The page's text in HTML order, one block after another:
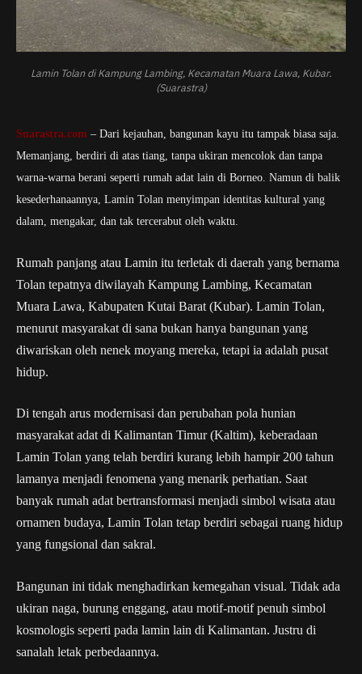
Lamin Tolan di Kampung Lambing, Kecamatan Muara Lawa, Kubar.
(Suarastra)
Suarastra.com – Dari kejauhan, bangunan kayu itu tampak biasa saja.
Memanjang, berdiri di atas tiang, tanpa ukiran mencolok dan tanpa
warna-warna berani seperti rumah adat lain di Borneo. Namun di balik
kesederhanaannya, Lamin Tolan menyimpan identitas kultural yang
dalam, mengakar, dan tak tercerabut oleh waktu.
Rumah panjang atau Lamin itu terletak di daerah yang bernama
Tolan tepatnya diwilayah Kampung Lambing, Kecamatan
Muara Lawa, Kabupaten Kutai Barat (Kubar). Lamin Tolan,
menurut masyarakat di sana bukan hanya bangunan yang
diwariskan oleh nenek moyang mereka, tetapi ia adalah pusat
hidup.
Di tengah arus modernisasi dan perubahan pola hunian
masyarakat adat di Kalimantan Timur (Kaltim), keberadaan
Lamin Tolan yang telah berdiri kurang lebih hampir 200 tahun
lamanya menjadi fenomena yang menarik perhatian. Saat
banyak rumah adat bertransformasi menjadi simbol wisata atau
ornamen budaya, Lamin Tolan tetap berdiri sebagai ruang hidup
yang fungsional dan sakral.
Bangunan ini tidak menghadirkan kemegahan visual. Tidak ada
ukiran naga, burung enggang, atau motif-motif penuh simbol
kosmologis seperti pada lamin lain di Kalimantan. Justru di
sanalah letak perbedaannya.